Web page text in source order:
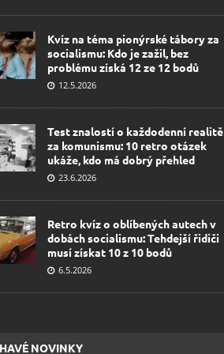
Kvíz na téma pionýrské tábory za
socialismu: Kdo je zažil, bez
problému získá 12 ze 12 bodů
12.5.2026
Test znalostí o každodenní realitě
za komunismu: 10 retro otázek
ukáže, kdo má dobrý přehled
23.6.2026
Retro kvíz o oblíbených autech v
dobách socialismu: Tehdejší řidiči
musí získat 10 z 10 bodů
6.5.2026
NOVINKY